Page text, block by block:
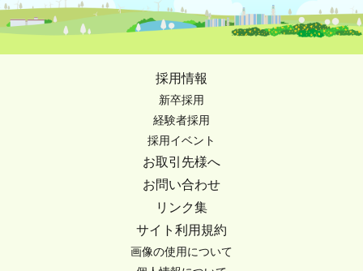
採用情報
新卒採用
経験者採用
採用イベント
お取引先様へ
お問い合わせ
リンク集
サイト利用規約
画像の使用について